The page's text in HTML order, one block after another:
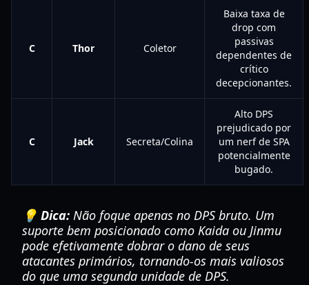
C Thor Coletor
Baixa taxa de
drop com
passivas
dependentes de
crítico
decepcionantes.
C Jack Secreta/Colina
Alto DPS
prejudicado por
um nerf de SPA
potencialmente
bugado.
💡 Dica: Não foque apenas no DPS bruto. Um
suporte bem posicionado como Kaida ou Jinmu
pode efetivamente dobrar o dano de seus
atacantes primários, tornando-os mais valiosos
do que uma segunda unidade de DPS.